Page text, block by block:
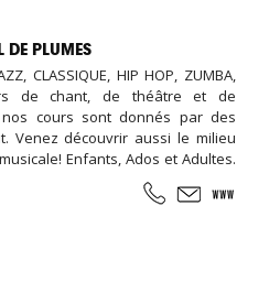
DE PLUMES
CLASSIQUE, HIP HOP, ZUMBA,
de chant, de théâtre et de
nos cours sont donnés par des
Venez découvrir aussi le milieu
Enfants, Ados et Adultes.
... Cours d'essai offert !